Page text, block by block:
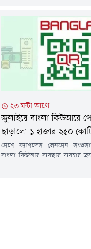
কমিটিতে দেশের সাতটি চেম্বার
সংগঠনের প্রতিনিধিদের অন্তর্ভুক্ত
মঙ্গলবার এফবিসিসিআইর
এক অফিস স্মারকের মাধ্যমে
নিশ্চিত করেন।অফিস স্মারকে
২৩ ঘন্টা আগে
জুলাইয়ে বাংলা কিউআরে
ছাড়ালো ১ হাজার ২৫০
দেশে ক্যাশলেস লেনদেন
বাংলা কিউআর ব্যবস্থার ব্যবহার